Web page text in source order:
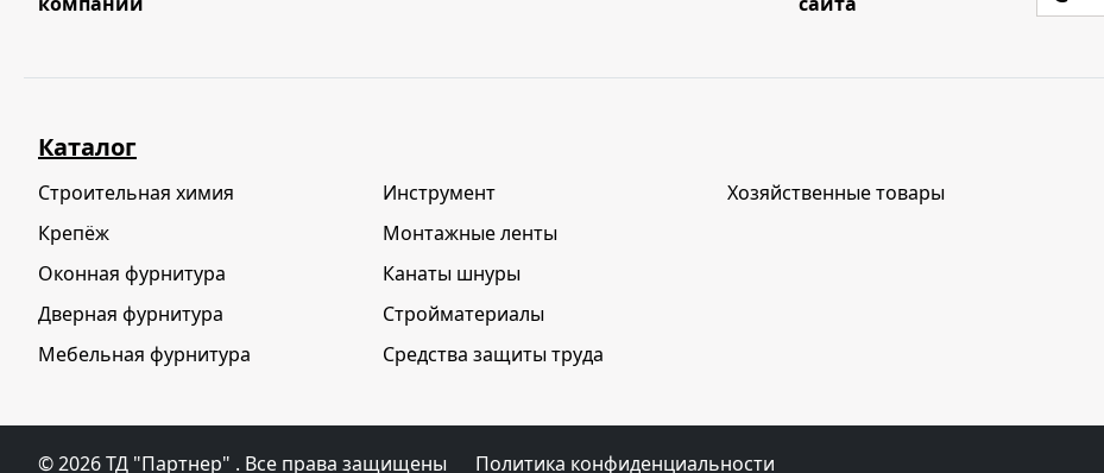
Каталог
Строительная химия
Крепёж
Оконная фурнитура
Дверная фурнитура
Мебельная фурнитура
Инструмент
Монтажные ленты
Канаты шнуры
Стройматериалы
Средства защиты труда
Хозяйственные товары
© 2026ТД "Партнер" . Все права защищены Политика конфиденциальности